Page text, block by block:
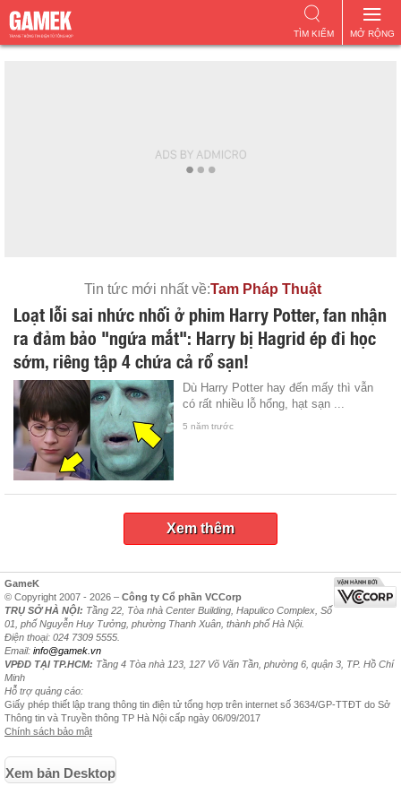
MỞ RỘNG
TÌM KIẾM
Tin tức mới nhất về:Tam Pháp Thuật
Loạt lỗi sai nhức nhối ở phim Harry Potter, fan nhận
ra đảm bảo "ngứa mắt": Harry bị Hagrid ép đi học
sớm, riêng tập 4 chứa cả rổ sạn!
Dù Harry Potter hay đến mấy thì vẫn
có rất nhiều lỗ hổng, hạt sạn ...
5 năm trước
Xem thêm
GameK
© Copyright 2007 - 2026 – Công ty Cổ phần VCCorp
TRỤ SỞ HÀ NỘI: Tầng 22, Tòa nhà Center Building, Hapulico Complex, Số
01, phố Nguyễn Huy Tưởng, phường Thanh Xuân, thành phố Hà Nội.
Điện thoại: 024 7309 5555.
Email: info@gamek.vn
VPĐD TẠI TP.HCM: Tầng 4 Tòa nhà 123, 127 Võ Văn Tần, phường 6, quận 3, TP. Hồ Chí
Minh
Hỗ trợ quảng cáo:
Giấy phép thiết lập trang thông tin điện tử tổng hợp trên internet số 3634/GP-TTĐT do Sở
Thông tin và Truyền thông TP Hà Nội cấp ngày 06/09/2017
Chính sách bảo mật
Xem bản Desktop